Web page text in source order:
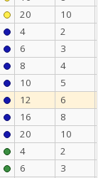
20 10
4 2
6 3
8 4
10 5
12 6
16 8
20 10
4 2
6 3